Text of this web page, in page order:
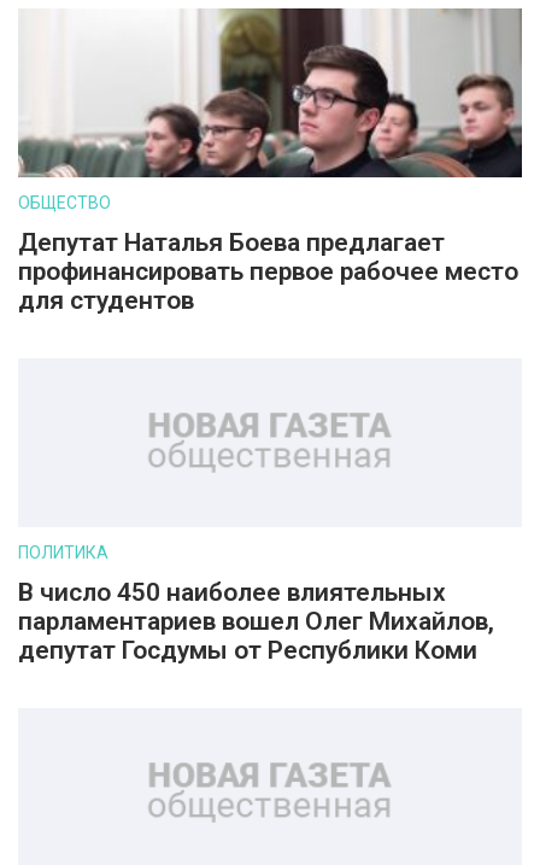
ОБЩЕСТВО
Депутат Наталья Боева предлагает
профинансировать первое рабочее место
для студентов
ПОЛИТИКА
В число 450 наиболее влиятельных
парламентариев вошел Олег Михайлов,
депутат Госдумы от Республики Коми